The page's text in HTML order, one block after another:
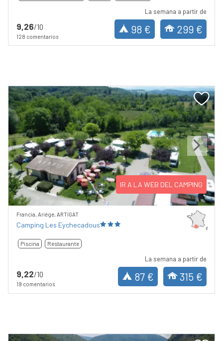
9,26/10
128 comentarios
La semana a partir de
98 € 299 €
Previous Next
IR A LA WEB DEL CAMPING
Francia, Ariège, ARTIGAT
Camping Les Eychecadous
Piscina Restaurante
9,22/10
19 comentarios
La semana a partir de
87 € 315 €